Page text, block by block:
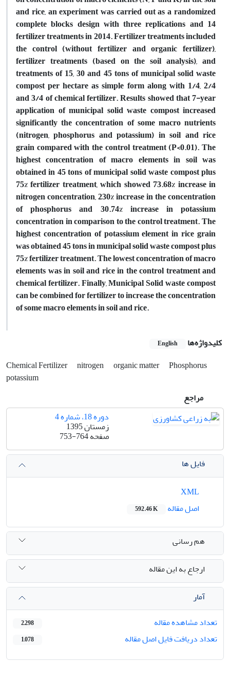
and rice, an experiment was carried out as a randomized
complete blocks design with three replications and 14
fertilizer treatments in 2014. Fertilizer treatments included
the control (without fertilizer and organic fertilizer),
fertilizer treatments (based on the soil analysis), and
treatments of 15, 30 and 45 tons of municipal solid waste
compost per hectare as simple form along with 1/4, 2/4
and 3/4 of chemical fertilizer. Results showed that 7-year
application of municipal solid waste compost increased
significantly the concentration of some macro nutrients
(nitrogen, phosphorus and potassium) in soil and rice
grain compared with the control treatment (P<0.01). The
highest concentration of macro elements in soil was
obtained in 45 tons of municipal solid waste compost plus
75% fertilizer treatment, which showed 73.68% increase in
nitrogen concentration, 230% increase in the concentration
of phosphorus and 30.74% increase in potassium
concentration in comparison to the control treatment. The
highest concentration of potassium element in rice grain
was obtained 45 tons in municipal solid waste compost plus
75% fertilizer treatment. The lowest concentration of macro
elements was in soil and rice in the control treatment and
chemical fertilizer. Finally, Municipal Solid waste compost
can be combined for fertilizer to increase the concentration
of some macro elements in soil and rice.
کلیدواژه‌ها English
Chemical Fertilizer nitrogen organic matter Phosphorus
potassium
مراجع
دوره 18، شماره 4
زمستان 1395
صفحه753-764
فایل ها
اصل مقاله
592.46 K
هم رسانی
ارجاع به این مقاله
آمار
تعداد مشاهده مقاله
2,298
تعداد دریافت فایل اصل مقاله 1,078